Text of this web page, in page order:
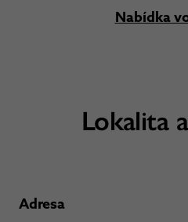
Nabídka
Lokalita
Adresa